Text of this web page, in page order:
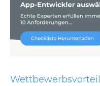
Wettbewerbsvorteil